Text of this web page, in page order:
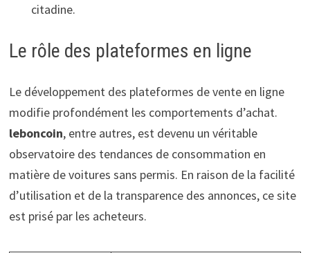
citadine.
Le rôle des plateformes en ligne
Le développement des plateformes de vente en ligne
modifie profondément les comportements d’achat.
leboncoin, entre autres, est devenu un véritable
observatoire des tendances de consommation en
matière de voitures sans permis. En raison de la facilité
d’utilisation et de la transparence des annonces, ce site
est prisé par les acheteurs.